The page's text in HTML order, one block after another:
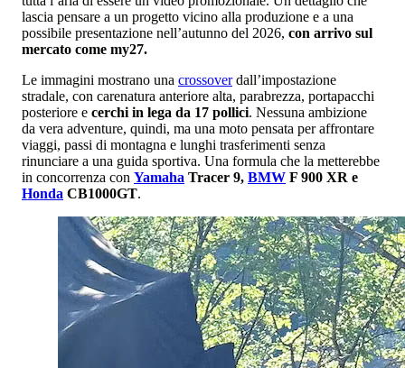
lascia pensare a un progetto vicino alla produzione e a una
possibile presentazione nell’autunno del 2026, con arrivo sul
mercato come my27.
Le immagini mostrano una crossoverdall’impostazione
stradale, con carenatura anteriore alta, parabrezza, portapacchi
posteriore e cerchi in lega da 17 pollici. Nessuna ambizione
da vera adventure, quindi, ma una moto pensata per affrontare
viaggi, passi di montagna e lunghi trasferimenti senza
rinunciare a una guida sportiva. Una formula che la metterebbe
in concorrenza con Yamaha Tracer 9, BMW F 900 XR e
Honda CB1000GT.